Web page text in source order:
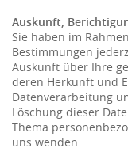
Auskunft,
Sie haben im
Bestimmungen
Auskunft über Ihre
deren Herkunft und
Datenverarbeitung
Löschung dieser
Thema
uns wenden.